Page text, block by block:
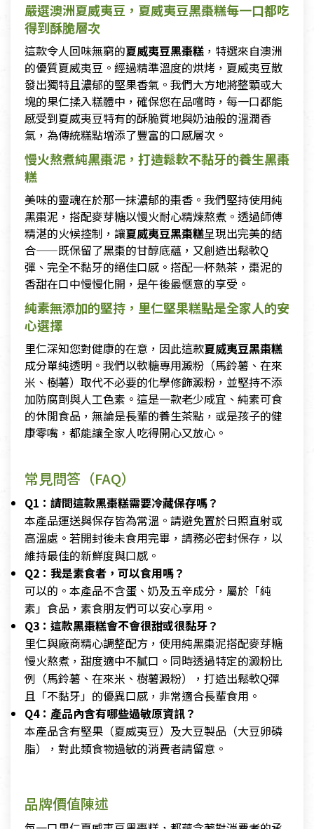
嚴選澳洲夏威夷豆，夏威夷豆黑棗糕每一口都吃
得到酥脆層次
這款令人回味無窮的夏威夷豆黑棗糕 ，特選來自澳洲
的優質夏威夷豆。經過精準溫度的烘烤，夏威夷豆散
發出獨特且濃郁的堅果香氣。我們大方地將整顆或大
塊的果仁揉入糕體中，確保您在品嚐時，每一口都能
感受到夏威夷豆特有的酥脆質地與奶油般的溫潤香
氣，為傳統糕點增添了豐富的口感層次。
慢火熬煮純黑棗泥，打造鬆軟不黏牙的養生黑棗
糕
美味的靈魂在於那一抹濃郁的棗香。我們堅持使用純
黑棗泥，搭配麥芽糖以慢火耐心精煉熬煮。透過師傅
精湛的火候控制，讓夏威夷豆黑棗糕呈現出完美的結
合——既保留了黑棗的甘醇底蘊，又創造出鬆軟Q
彈、完全不黏牙的絕佳口感。搭配一杯熱茶，棗泥的
香甜在口中慢慢化開，是午後最愜意的享受。
純素無添加的堅持，里仁堅果糕點是全家人的安
心選擇
里仁深知您對健康的在意，因此這款夏威夷豆黑棗糕
成分單純透明。我們以軟糖專用澱粉（馬鈴薯、在來
米、樹薯）取代不必要的化學修飾澱粉，並堅持不添
加防腐劑與人工色素。這是一款老少咸宜、純素可食
的休閒食品，無論是長輩的養生茶點，或是孩子的健
康零嘴，都能讓全家人吃得開心又放心。
常見問答（FAQ）
Q1：請問這款黑棗糕需要冷藏保存嗎？
本產品運送與保存皆為常溫。請避免置於日照直射或
高溫處。若開封後未食用完畢，請務必密封保存，以
維持最佳的新鮮度與口感。
Q2：我是素食者，可以食用嗎？
可以的。本產品不含蛋、奶及五辛成分，屬於「純
素」食品，素食朋友們可以安心享用。
Q3：這款黑棗糕會不會很甜或很黏牙？
里仁與廠商精心調整配方，使用純黑棗泥搭配麥芽糖
慢火熬煮，甜度適中不膩口。同時透過特定的澱粉比
例（馬鈴薯、在來米、樹薯澱粉），打造出鬆軟Q彈
且「不黏牙」的優異口感，非常適合長輩食用。
Q4：產品內含有哪些過敏原資訊？
本產品含有堅果（夏威夷豆）及大豆製品（大豆卵磷
脂），對此類食物過敏的消費者請留意。
品牌價值陳述